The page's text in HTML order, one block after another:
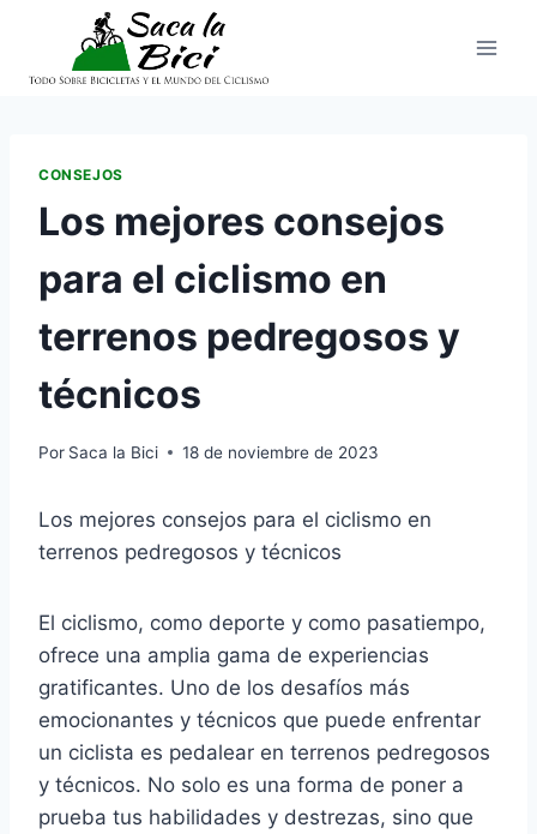
contenido
CONSEJOS
Los mejores consejos
para el ciclismo en
terrenos pedregosos y
técnicos
Por Saca la Bici 18 de noviembre de 2023
Los mejores consejos para el ciclismo en
terrenos pedregosos y técnicos
El ciclismo, como deporte y como pasatiempo,
ofrece una amplia gama de experiencias
gratificantes. Uno de los desafíos más
emocionantes y técnicos que puede enfrentar
un ciclista es pedalear en terrenos pedregosos
y técnicos. No solo es una forma de poner a
prueba tus habilidades y destrezas, sino que